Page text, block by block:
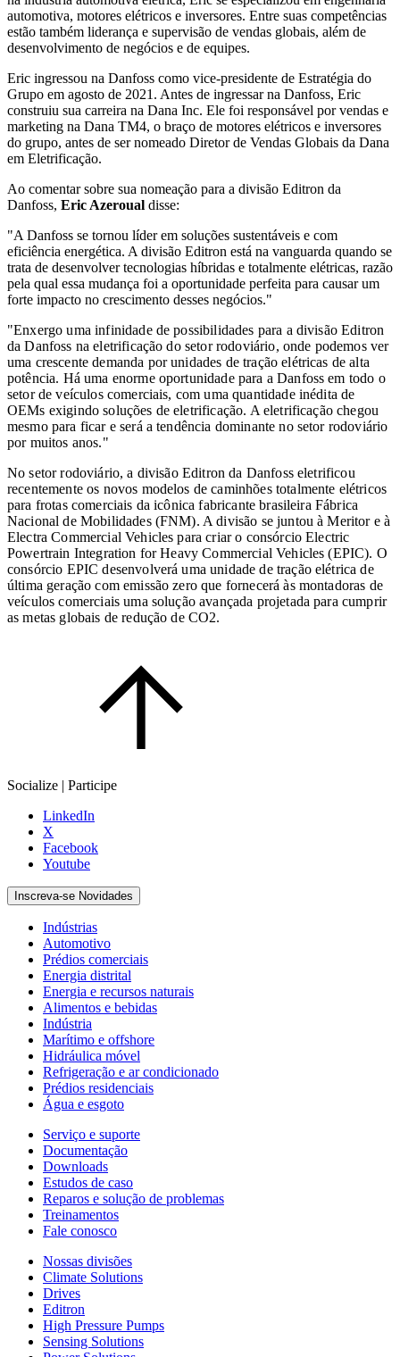
automotiva, motores elétricos e inversores. Entre suas competências
estão também liderança e supervisão de vendas globais, além de
desenvolvimento de negócios e de equipes.
Eric ingressou na Danfoss como vice-presidente de Estratégia do
Grupo em agosto de 2021. Antes de ingressar na Danfoss, Eric
construiu sua carreira na Dana Inc. Ele foi responsável por vendas e
marketing na Dana TM4, o braço de motores elétricos e inversores
do grupo, antes de ser nomeado Diretor de Vendas Globais da Dana
em Eletrificação.
Ao comentar sobre sua nomeação para a divisão Editron da
Danfoss, Eric Azeroual disse:
"A Danfoss se tornou líder em soluções sustentáveis e com
eficiência energética. A divisão Editron está na vanguarda quando se
trata de desenvolver tecnologias híbridas e totalmente elétricas, razão
pela qual essa mudança foi a oportunidade perfeita para causar um
forte impacto no crescimento desses negócios."
"Enxergo uma infinidade de possibilidades para a divisão Editron
da Danfoss na eletrificação do setor rodoviário, onde podemos ver
uma crescente demanda por unidades de tração elétricas de alta
potência. Há uma enorme oportunidade para a Danfoss em todo o
setor de veículos comerciais, com uma quantidade inédita de
OEMs exigindo soluções de eletrificação. A eletrificação chegou
mesmo para ficar e será a tendência dominante no setor rodoviário
por muitos anos."
No setor rodoviário, a divisão Editron da Danfoss eletrificou
recentemente os novos modelos de caminhões totalmente elétricos
para frotas comerciais da icônica fabricante brasileira Fábrica
Nacional de Mobilidades (FNM). A divisão se juntou à Meritor e à
Electra Commercial Vehicles para criar o consórcio Electric
Powertrain Integration for Heavy Commercial Vehicles (EPIC). O
consórcio EPIC desenvolverá uma unidade de tração elétrica de
última geração com emissão zero que fornecerá às montadoras de
veículos comerciais uma solução avançada projetada para cumprir
as metas globais de redução de CO2.
Socialize | Participe
LinkedIn
X
Facebook
Youtube
Inscreva-se Novidades
Indústrias
Automotivo
Prédios comerciais
Energia distrital
Energia e recursos naturais
Alimentos e bebidas
Indústria
Marítimo e offshore
Hidráulica móvel
Refrigeração e ar condicionado
Prédios residenciais
Água e esgoto
Serviço e suporte
Documentação
Downloads
Estudos de caso
Reparos e solução de problemas
Treinamentos
Fale conosco
Nossas divisões
Climate Solutions
Drives
Editron
High Pressure Pumps
Sensing Solutions